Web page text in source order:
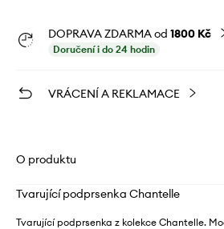
DOPRAVA ZDARMA od 1800 Kč
Doručení i do 24 hodin
VRÁCENÍ A REKLAMACE
O produktu
Tvarující podprsenka Chantelle
Tvarující podprsenka z kolekce Chantelle.